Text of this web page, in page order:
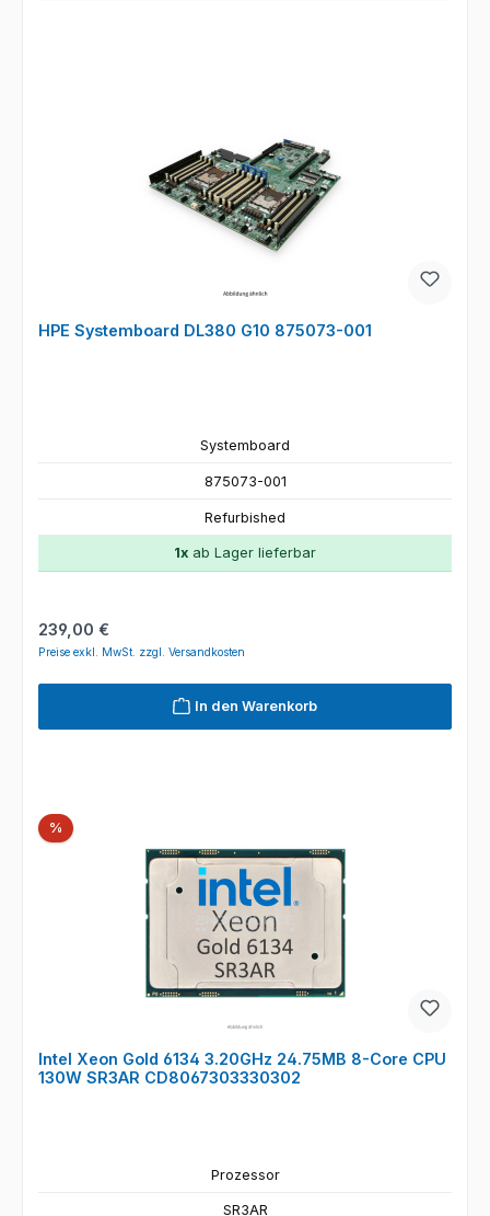
HPE Systemboard DL380 G10 875073-001
Systemboard
875073-001
Refurbished
1x ab Lager lieferbar
Regulärer Preis:
239,00 €
Preise exkl. MwSt. zzgl. Versandkosten
In den Warenkorb
%Rabatt
Intel Xeon Gold 6134 3.20GHz 24.75MB 8-Core CPU
130W SR3AR CD8067303330302
Prozessor
SR3AR